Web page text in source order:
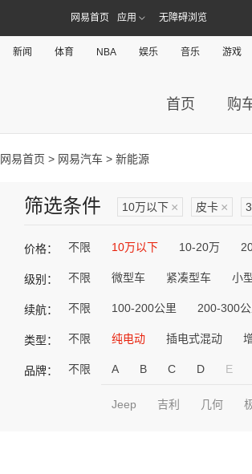
网易首页 应用 无障碍浏览
新闻 体育 NBA 娱乐 音乐 游戏
首页 购
网易首页 > 网易汽车 > 新能源
筛选条件 10万以下 × 皮卡 ×
价格： 不限 10万以下 10-20万
级别： 不限 微型车 紧凑型车 小
续航： 不限 100-200公里 200-300
类型： 不限 纯电动 插电式混动
品牌： 不限 A B C D E
Jeep 吉利 几何